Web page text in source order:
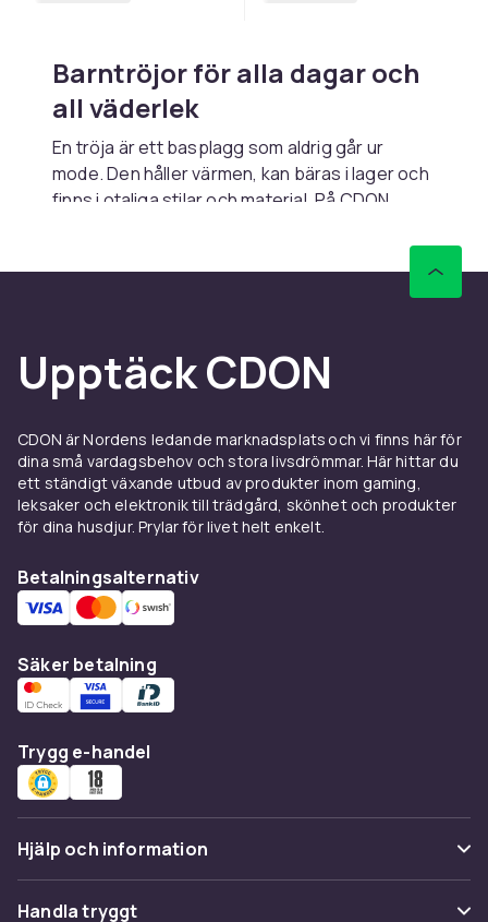
Barntröjor för alla dagar och
all väderlek
En tröja är ett basplagg som aldrig går ur
mode. Den håller värmen, kan bäras i lager och
finns i otaliga stilar och material. På CDON
storlekar och stilar, från klassiska rundhalsade
bomullströjor och randiga långärmar till tjocka
eller set-shirts och topparför lättare
alternativ. Utforska hela sortimentet i vår
Sweatshirts och hoodies för
vardagen
Sweatshirts och hoodies är bland de mest
populära tröjtyperna för barn i alla åldrar. De är
bekväma, lättskötta och passar för allt från
skoldag till träning och fritid. En hoodie med
och omtyckt plagg. Välj modeller i
bomullsfleece för en mjuk och varm känsla.
urval av färger, mönster och motiv. Klassiska
enfärgade modeller i marinblått, grått och
populära karaktärer och sportteman är
favoriter bland barn i skolåldern.
Stickade tröjor för kallare
Upptäck CDON
CDON är Nordens ledande marknadsplats och vi finns här för
dina små vardagsbehov och stora livsdrömmar. Här hittar du
ett ständigt växande utbud av produkter inom gaming,
leksaker och elektronik till trädgård, skönhet och produkter
för dina husdjur. Prylar för livet helt enkelt.
Betalningsalternativ
Säker betalning
Trygg e-handel
Hjälp och information
Vanliga frågor
Handla tryggt